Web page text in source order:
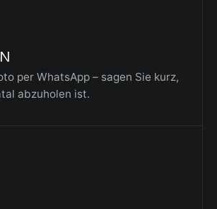
per WhatsApp – sagen Sie kurz,
abzuholen ist.